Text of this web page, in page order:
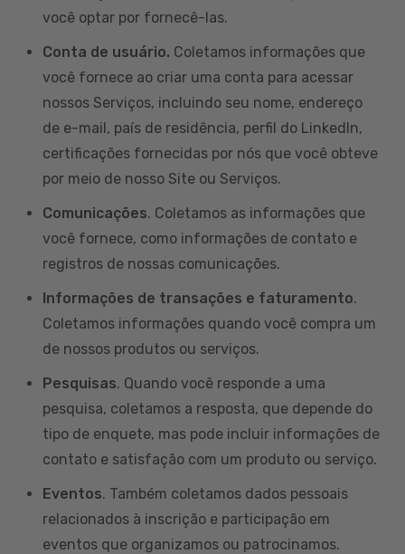
você optar por fornecê-las.
Conta de usuário. Coletamos informações que
você fornece ao criar uma conta para acessar
nossos Serviços, incluindo seu nome, endereço
de e-mail, país de residência, perfil do LinkedIn,
certificações fornecidas por nós que você obteve
por meio de nosso Site ou Serviços.
Comunicações. Coletamos as informações que
você fornece, como informações de contato e
registros de nossas comunicações.
Informações de transações e faturamento.
Coletamos informações quando você compra um
de nossos produtos ou serviços.
Pesquisas. Quando você responde a uma
pesquisa, coletamos a resposta, que depende do
tipo de enquete, mas pode incluir informações de
contato e satisfação com um produto ou serviço.
Eventos. Também coletamos dados pessoais
relacionados à inscrição e participação em
eventos que organizamos ou patrocinamos.